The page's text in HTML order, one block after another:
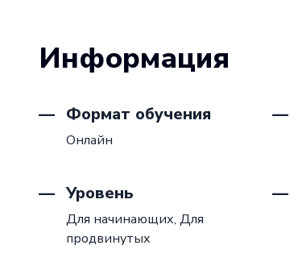
Информация
Формат обучения
Онлайн
Уровень
Для начинающих, Для
продвинутых